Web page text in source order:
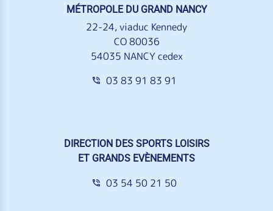
MÉTROPOLE DU GRAND NANCY
22-24, viaduc Kennedy
CO 80036
54035 NANCY cedex
03 83 91 83 91
DIRECTION DES SPORTS LOISIRS
ET GRANDS EVÈNEMENTS
03 54 50 21 50